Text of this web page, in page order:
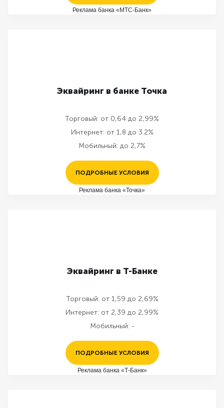
Реклама банка «МТС-Банк»
Эквайринг в банке Точка
Торговый: от 0,64 до 2,99%
Интернет: от 1,8 до 3.2%
Мобильный: до 2,7%
ПОДРОБНЫЕ УСЛОВИЯ
Реклама банка «Точка»
Эквайринг в Т-Банке
Торговый: от 1,59 до 2,69%
Интернет: от 2,39 до 2,99%
Мобильный: -
ПОДРОБНЫЕ УСЛОВИЯ
Реклама банка «Т-Банк»